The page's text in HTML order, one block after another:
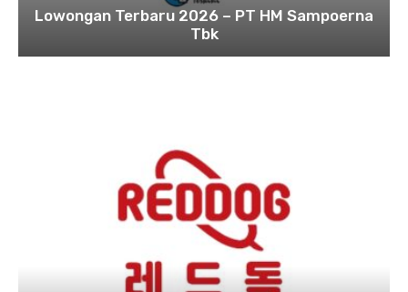
Lowongan Terbaru 2026 – PT HM Sampoerna
Tbk